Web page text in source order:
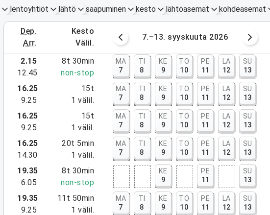
lentoyhtiöt lähtö saapuminen kesto lähtöasemat kohdeasemat
dep.
arr.
kesto
välil.
31.8.–6.9.2026 7.–13. syyskuuta 2026
2.15
12.45
8t 30min
non-stop
MA
7
TI
8
KE
9
TO
10
PE
11
LA
12
SU
13
16.25
9.25
15t
1 välil.
MA
7
TI
8
KE
9
TO
10
PE
11
LA
12
SU
13
16.25
9.25
15t
1 välil.
MA
7
TI
8
KE
9
TO
10
PE
11
LA
12
SU
13
16.25
14.30
20t 5min
1 välil.
MA
7
TI
8
KE
9
TO
10
PE
11
LA
12
SU
13
19.35
6.05
8t 30min
non-stop
KE
9
PE
11
SU
13
19.35
9.25
11t 50min
1 välil.
MA
7
TI
8
KE
9
TO
10
PE
11
LA
12
SU
13